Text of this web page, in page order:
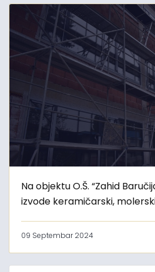
Na objektu O.Š. “Zahid
izvode keramičarski,
09 Septembar 2024